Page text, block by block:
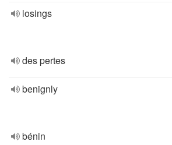
losings
des pertes
benignly
bénin